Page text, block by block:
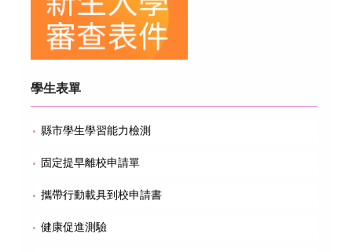
學生表單
縣市學生學習能力檢測
固定提早離校申請單
攜帶行動載具到校申請書
健康促進測驗